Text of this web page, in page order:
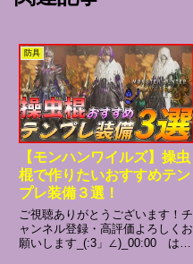
防具
【モンハンワイルズ】操虫
棍で作りたいおすすめテン
プレ装備３選！
ご視聴ありがとうございます！チ
ャンネル登録・高評価よろしくお
願いします_(:3」∠)_00:00 はじ